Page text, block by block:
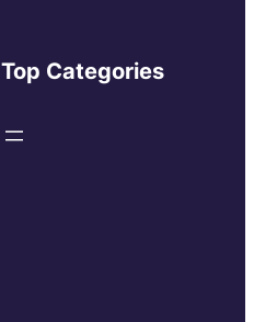
Top Categories